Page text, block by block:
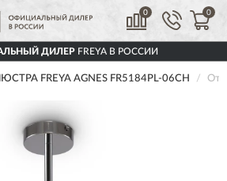
0 0
ДИЛЕРFREYA В РОССИИ
FREYA AGNES FR5184PL-06CH